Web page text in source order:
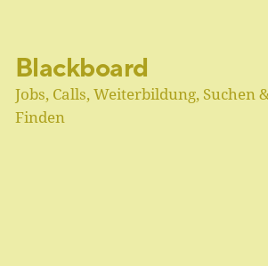
Blackboard
Jobs, Calls, Weiterbildung, Suchen
Finden